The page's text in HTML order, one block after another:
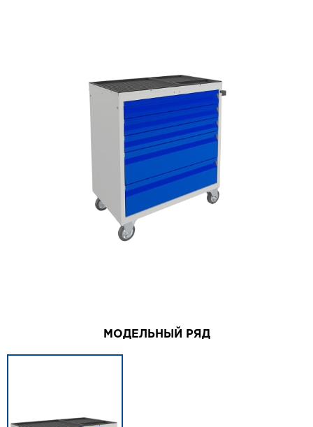
МОДЕЛЬНЫЙ РЯД